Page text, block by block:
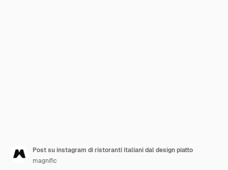
Post su instagram di ristoranti italiani dal design piatto
magnific